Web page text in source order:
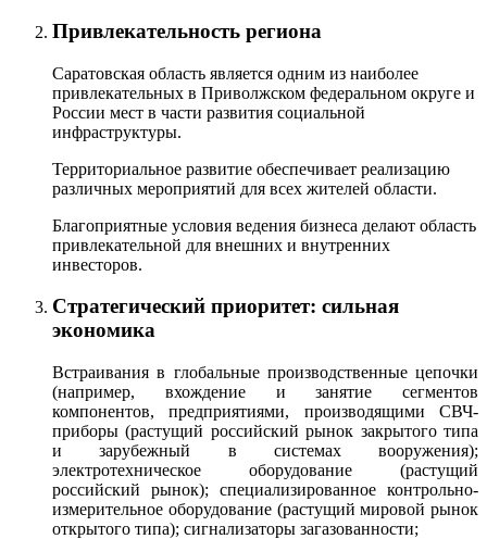
Привлекательность региона
Саратовская область является одним из наиболее
привлекательных в Приволжском федеральном округе и
России мест в части развития социальной
инфраструктуры.
Территориальное развитие обеспечивает реализацию
различных мероприятий для всех жителей области.
Благоприятные условия ведения бизнеса делают область
привлекательной для внешних и внутренних
инвесторов.
Стратегический приоритет: сильная
экономика
Встраивания в глобальные производственные цепочки
(например, вхождение и занятие сегментов
компонентов, предприятиями, производящими СВЧ-
приборы (растущий российский рынок закрытого типа
и зарубежный в системах вооружения);
электротехническое оборудование (растущий
российский рынок); специализированное контрольно-
измерительное оборудование (растущий мировой рынок
открытого типа); сигнализаторы загазованности;